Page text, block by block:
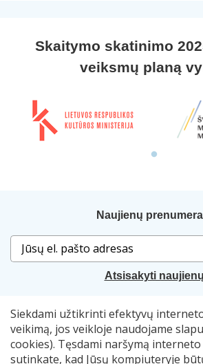
Siekdami užtikrinti efektyvų
veikimą, jos veikloje naudojame
cookies). Tęsdami naršymą
sutinkate, kad Jūsų kompiuteryje
Skaitymo skatinimo
veiksmų planą
Naujienų
Atsisakyti naujienų
Sprendimas: „Idamas“ . Naudojama
© 2007–2026 Lietuvos nacionalinė
biblioteka, el. p.